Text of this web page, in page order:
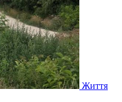
Життя